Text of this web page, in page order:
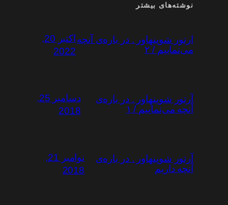
نوشته‌های بیشتر
ارتور شوپنهاور . در باره‌ی آنچه
می‌نماییم / ۲
اکتبر 20,
2022
آرتور شوپنهاور . در باره‌ی
آنچه می‌نماییم / ۱
دسامبر 25,
2018
آرتور شوپنهاور . در باره‌ی
آنچه داریم
نوامبر 21,
2018